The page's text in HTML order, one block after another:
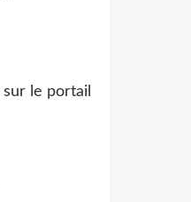
sur le portail